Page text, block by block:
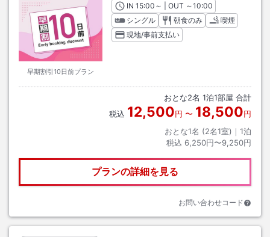
早期割引10日前プラン
INチェックイン
15:00 ～ | OUT チェックアウト
～10:00
シングル
朝食のみ
喫煙
現地/事前支払い
おとな2名 1泊1部屋 合計
税込 12,500円 〜 18,500円
おとな1名 (2名1室)｜ 1泊
税込 6,250円〜9,250円
プランの詳細を見る
お問い合わせコード